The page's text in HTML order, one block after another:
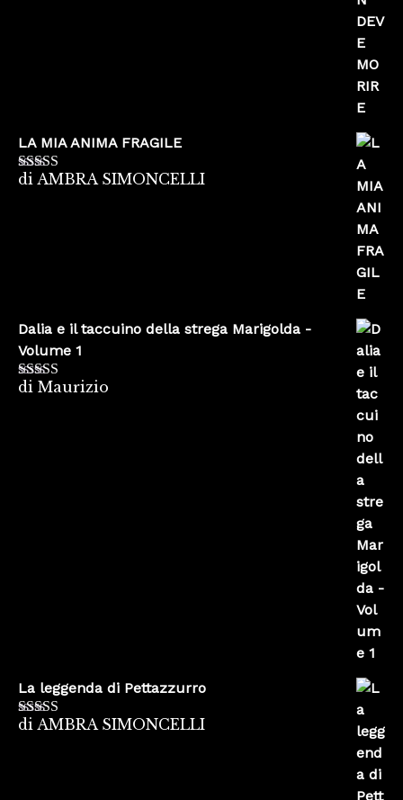
LA MIA ANIMA FRAGILE
Valutato5su
di AMBRA SIMONCELLI
Dalia e il taccuino della strega Marigolda -
Volume 1
Valutato4
di Maurizio
La leggenda di Pettazzurro
Valutato5su
di AMBRA SIMONCELLI